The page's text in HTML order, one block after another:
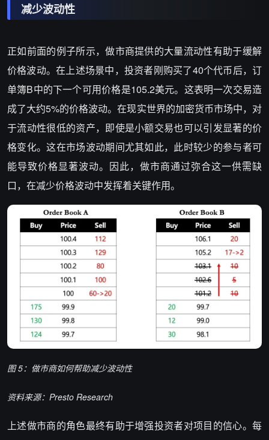
减少波动性
正如前面的例子所示，做市商提供的大量流动性有助于缓解
价格波动。在上述场景中，投资者刚购买了40个代币后，订
单簿B中的下一个可用价格是105.2美元。这表明一次交易造
成了大约5%的价格波动。在现实世界的加密货币市场中，对
于流动性很低的资产，即使是小额交易也可以引发显著的价
格变化。这在市场波动期间尤其如此，此时较少的参与者可
能导致价格显著波动。因此，做市商通过弥合这一供需缺
口，在减少价格波动中发挥着关键作用。
图 5：做市商如何帮助减少波动性
资料来源：Presto Research
上述做市商的角色最终有助于增强投资者对项目的信心。每